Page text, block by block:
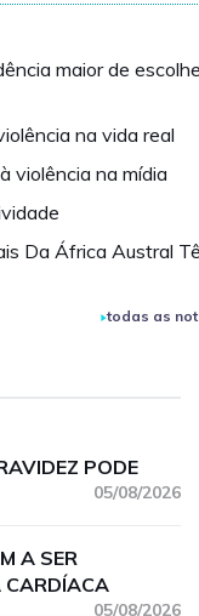
maior de
na vida real
violência na mídia
Da África Austral
todas as
PODE
05/08/2026
A SER
CARDÍACA
05/08/2026